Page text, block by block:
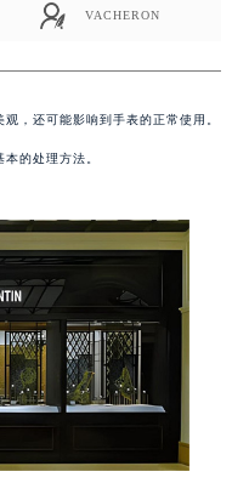
VACHERON
，还可能影响到手表的正常使用。
的处理方法。